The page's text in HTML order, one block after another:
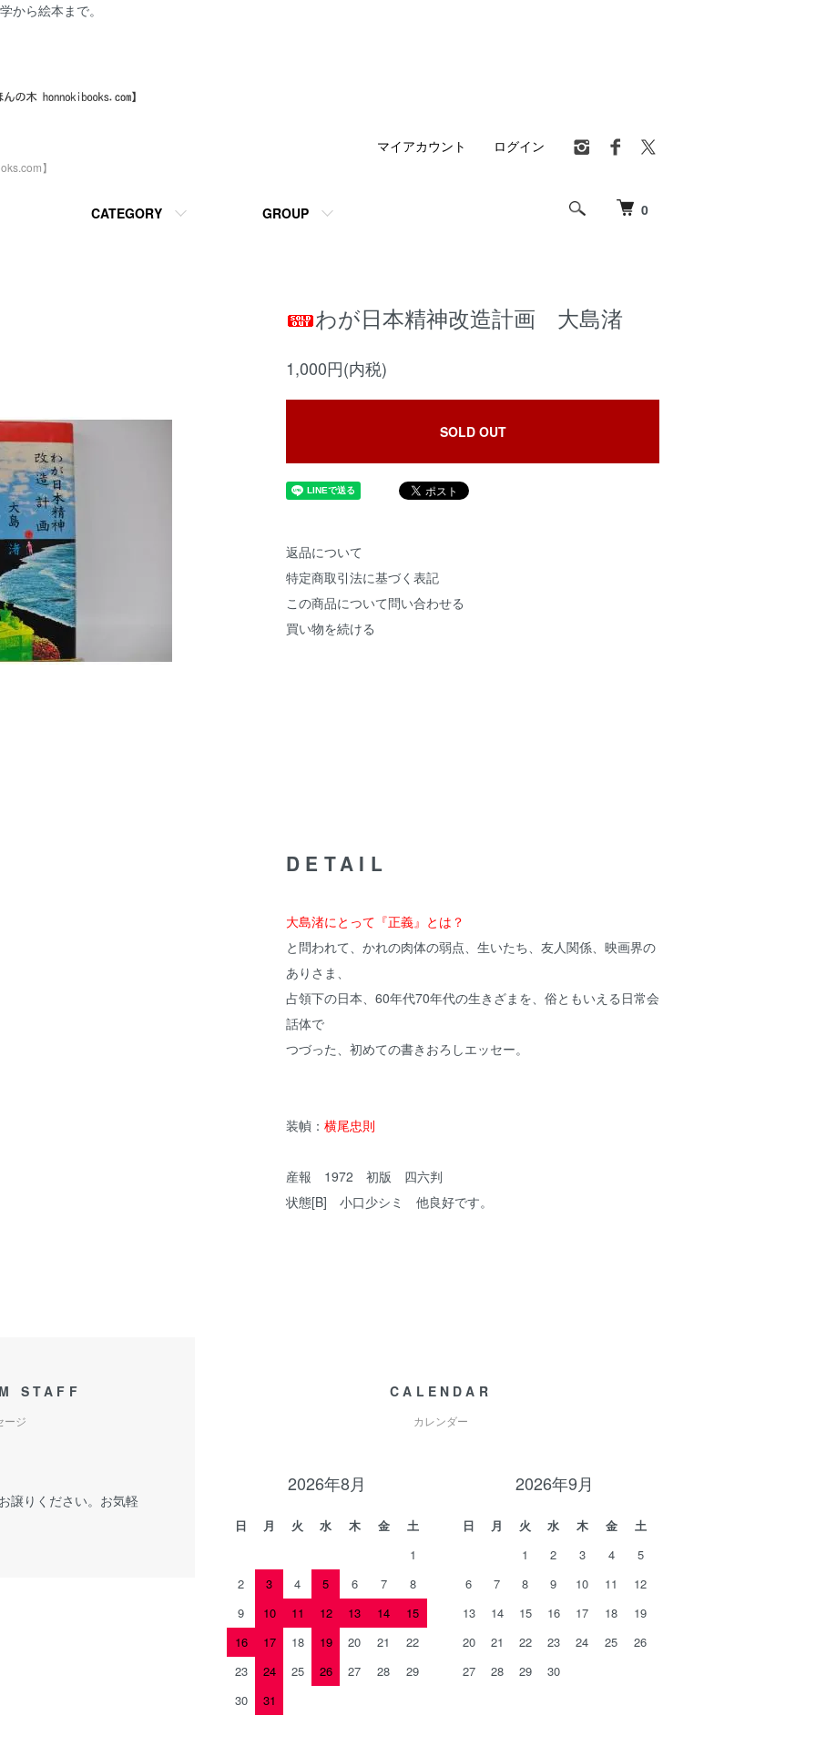
から絵本まで。
】
0
CATEGORY GROUP
マイアカウント ログイン
わが日本精神改造計画 大島渚
1,000円(内税)
SOLD OUT
返品について
特定商取引法に基づく表記
この商品について問い合わせる
買い物を続ける
DETAIL
大島渚にとって『正義』とは？
と問われて、かれの肉体の弱点、生いたち、友人関係、映画界の
ありさま、
占領下の日本、60年代70年代の生きざまを、俗ともいえる日常会
話体で
つづった、初めての書きおろしエッセー。
装幀： 横尾忠則
産報 1972 初版 四六判
状態[B] 小口少シミ 他良好です。
STAFF
ージ
譲りください。お気軽
CALENDAR
カレンダー
2026年8月
日 月 火 水 木 金
土
1
2
3 4 5 6 7
8
9
10 11 12 13 14
15
16
17 18 19 20 21
22
23
24 25 26 27 28
29
30
31
2026年9月
日 月 火 水 木 金
土
1
2 3 4
5
6
7 8 9 10 11
12
13
14 15 16 17 18
19
20
21 22 23 24 25
26
27
28 29 30